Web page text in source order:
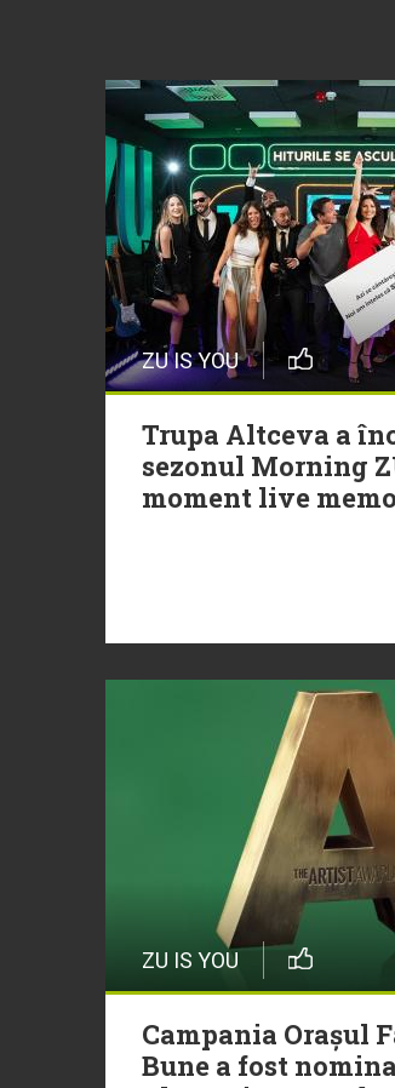
ZU IS YOU
Trupa Altceva a
sezonul Morning
moment live
ZU IS YOU
Campania Orașul
Bune a fost